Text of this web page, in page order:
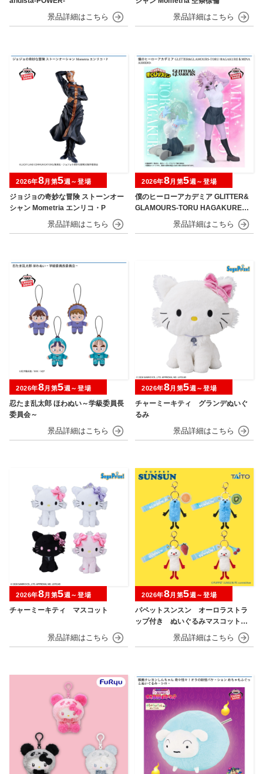
ジョジョの奇妙な冒険 ストーンオー
シャン Mometria エンリコ・P
2026年8月第5週～登場
僕のヒーローアカデミア GLITTER&
GLAMOURS-TORU HAGAKURE＆
MINA ASHIDO-
2026年8月第5週～登場
忍たま乱太郎 ほわぬい～学級委員長
委員会～
2026年8月第5週～登場
チャーミーキティ グランデぬいぐ
るみ
2026年8月第5週～登場
チャーミーキティ マスコット
2026年8月第5週～登場
パペットスンスン オーロラストラ
ップ付き ぬいぐるみマスコット
フルーツver.
2026年8月第5週～登場